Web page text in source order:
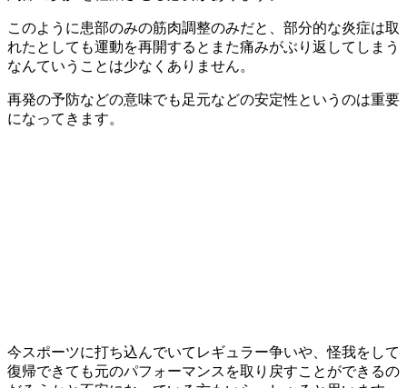
このように患部のみの筋肉調整のみだと、部分的な炎症は取
れたとしても運動を再開するとまた痛みがぶり返してしまう
なんていうことは少なくありません。
再発の予防などの意味でも足元などの安定性というのは重要
になってきます。
今スポーツに打ち込んでいてレギュラー争いや、怪我をして
復帰できても元のパフォーマンスを取り戻すことができるの